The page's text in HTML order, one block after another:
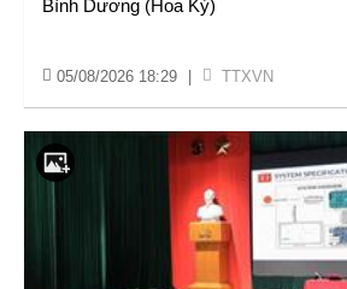
Bình Dương (Hoa Kỳ)
05/08/2026 18:29 TTXVN